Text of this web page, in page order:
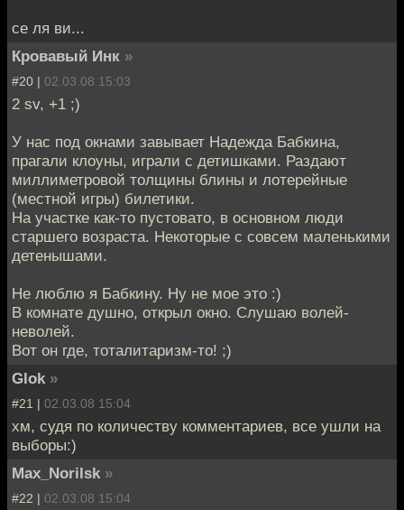
се ля ви...
Кровавый Инк »
#20 | 02.03.08 15:03
2 sv, +1 ;)
У нас под окнами завывает Надежда Бабкина,
прагали клоуны, играли с детишками. Раздают
миллиметровой толщины блины и лотерейные
(местной игры) билетики.
На участке как-то пустовато, в основном люди
старшего возраста. Некоторые с совсем маленькими
детенышами.
Не люблю я Бабкину. Ну не мое это :)
В комнате душно, открыл окно. Слушаю волей-
неволей.
Вот он где, тоталитаризм-то! ;)
Glok »
#21 | 02.03.08 15:04
хм, судя по количеству комментариев, все ушли на
выборы:)
Max_Norilsk »
#22 | 02.03.08 15:04